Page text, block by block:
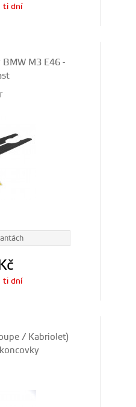
ti dní
M3 E46 -
ti dní
/ Kabriolet)